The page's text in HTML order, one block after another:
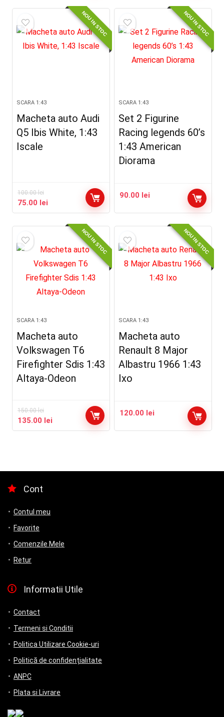
NOU IN STOC
SCARA 1:43
Macheta auto Audi
Q5 Ibis White, 1:43
Iscale
100.00lei
Prețul
inițial
100.00 lei.
75.00 lei
curent
75.00 lei.
NOU IN STOC
SCARA 1:43
Set 2 Figurine
Racing legends 60’s
1:43 American
Diorama
90.00 lei
NOU IN STOC
SCARA 1:43
Macheta auto
Volkswagen T6
Firefighter Sdis 1:43
Altaya-Odeon
150.00lei
Prețul
inițial
135.00 lei
curent
NOU IN STOC
SCARA 1:43
Macheta auto
Renault 8 Major
Albastru 1966 1:43
Ixo
120.00 lei
Cont
Contul meu
Favorite
Comenzile Mele
Retur
Informatii Utile
Contact
Termeni si Conditii
Politica Utilizare Cookie-uri
Politică de confidențialitate
ANPC
Plata si Livrare